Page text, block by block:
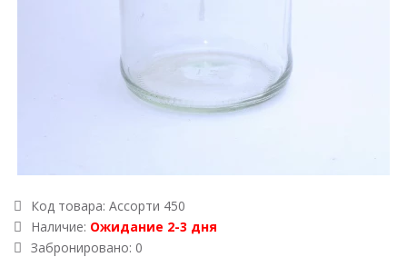
Код товара: Ассорти 450
Наличие: Ожидание 2-3 дня
Забронировано: 0